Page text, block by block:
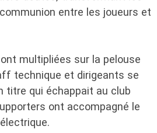
entre les joueurs et
multipliées sur la pelouse
technique et dirigeants se
titre qui échappait au club
ont accompagné le